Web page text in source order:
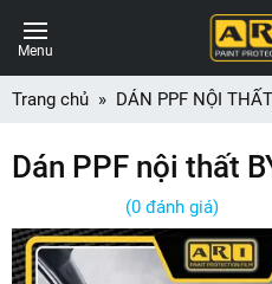
Menu
Trang chủ DÁN PPF NỘI THẤT
Dán PPF nội thất
(0 đánh giá)